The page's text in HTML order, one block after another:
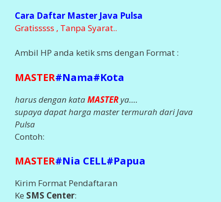
Cara Daftar Master Java Pulsa
Gratisssss , Tanpa Syarat..
Ambil HP anda ketik sms dengan Format :
MASTER#Nama#Kota
harus dengan kataMASTER ya….
supaya dapat harga master termurah dari Java
Pulsa
Contoh:
MASTER#Nia CELL#Papua
Kirim Format Pendaftaran
Ke SMS Center: